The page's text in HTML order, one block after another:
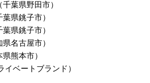
葉県野田市）
県銚子市）
県銚子市）
名古屋市）
熊本市）
イベートブランド）